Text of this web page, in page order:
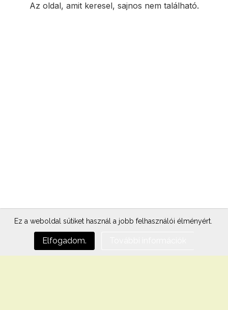
Ez a weboldal sütiket használ a jobb felhasználói élményért.
Elfogadom.
Az oldal, amit keresel, sajnos nem található.